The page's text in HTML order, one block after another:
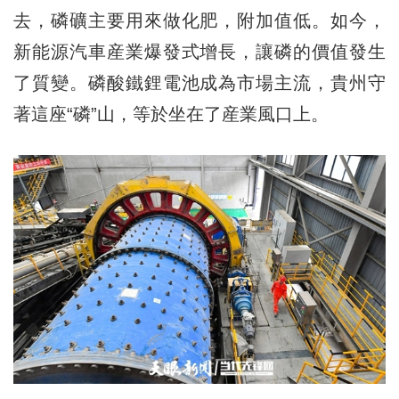
去，磷礦主要用來做化肥，附加值低。如今，
新能源汽車産業爆發式增長，讓磷的價值發生
了質變。磷酸鐵鋰電池成為市場主流，貴州守
著這座“磷”山，等於坐在了産業風口上。